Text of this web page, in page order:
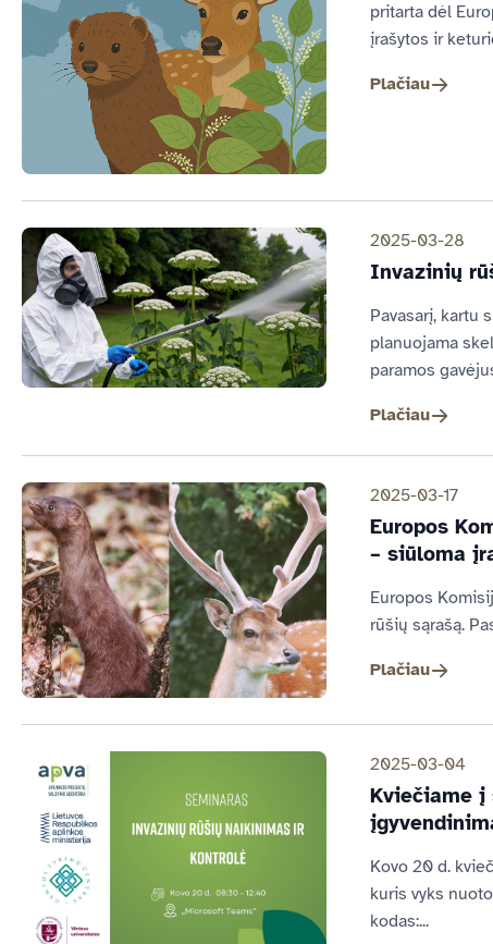
pritarta dėl
įrašytos ir
Plačiau
2025-03-28
Invazinių
Pavasarį, kartu
planuojama
paramos
Plačiau
2025-03-17
Europos
– siūloma
Europos
rūšių sąrašą.
Plačiau
2025-03-04
Kviečiame į
Kovo 20 d.
kuris vyks
kodas:...